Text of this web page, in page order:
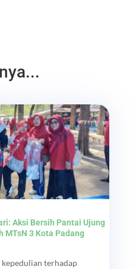
Aksi Bersih Pantai Ujung
MTsN 3 Kota Padang
kepedulian terhadap